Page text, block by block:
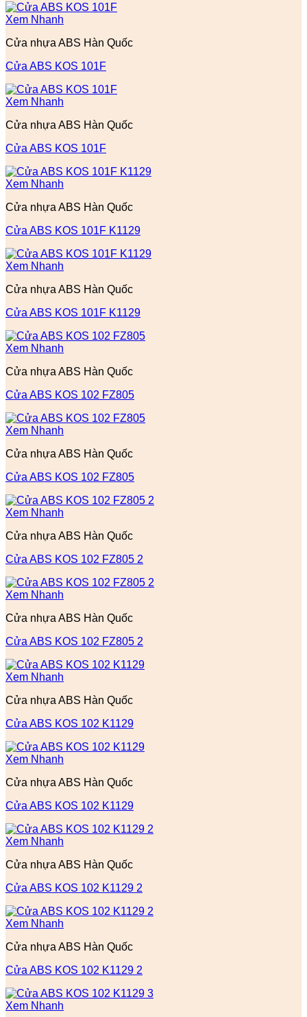
Xem Nhanh
Cửa nhựa ABS Hàn Quốc
Cửa ABS KOS 101F
Xem Nhanh
Cửa nhựa ABS Hàn Quốc
Cửa ABS KOS 101F
Xem Nhanh
Cửa nhựa ABS Hàn Quốc
Cửa ABS KOS 101F K1129
Xem Nhanh
Cửa nhựa ABS Hàn Quốc
Cửa ABS KOS 101F K1129
Xem Nhanh
Cửa nhựa ABS Hàn Quốc
Cửa ABS KOS 102 FZ805
Xem Nhanh
Cửa nhựa ABS Hàn Quốc
Cửa ABS KOS 102 FZ805
Xem Nhanh
Cửa nhựa ABS Hàn Quốc
Cửa ABS KOS 102 FZ805 2
Xem Nhanh
Cửa nhựa ABS Hàn Quốc
Cửa ABS KOS 102 FZ805 2
Xem Nhanh
Cửa nhựa ABS Hàn Quốc
Cửa ABS KOS 102 K1129
Xem Nhanh
Cửa nhựa ABS Hàn Quốc
Cửa ABS KOS 102 K1129
Xem Nhanh
Cửa nhựa ABS Hàn Quốc
Cửa ABS KOS 102 K1129 2
Xem Nhanh
Cửa nhựa ABS Hàn Quốc
Cửa ABS KOS 102 K1129 2
Xem Nhanh